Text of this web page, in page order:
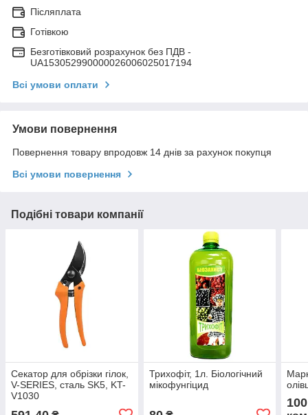
Післяплата
Готівкою
Безготівковий розрахунок без ПДВ -
UA153052990000026006025017194
Всі умови оплати
Умови повернення
Повернення товару впродовж 14 днів за рахунок покупця
Всі умови повернення
Подібні товари компанії
Секатор для обрізки гілок,
V-SERIES, сталь SK5, KT-
V1030
Трихофіт, 1л. Біологічний
мікофунгіцид